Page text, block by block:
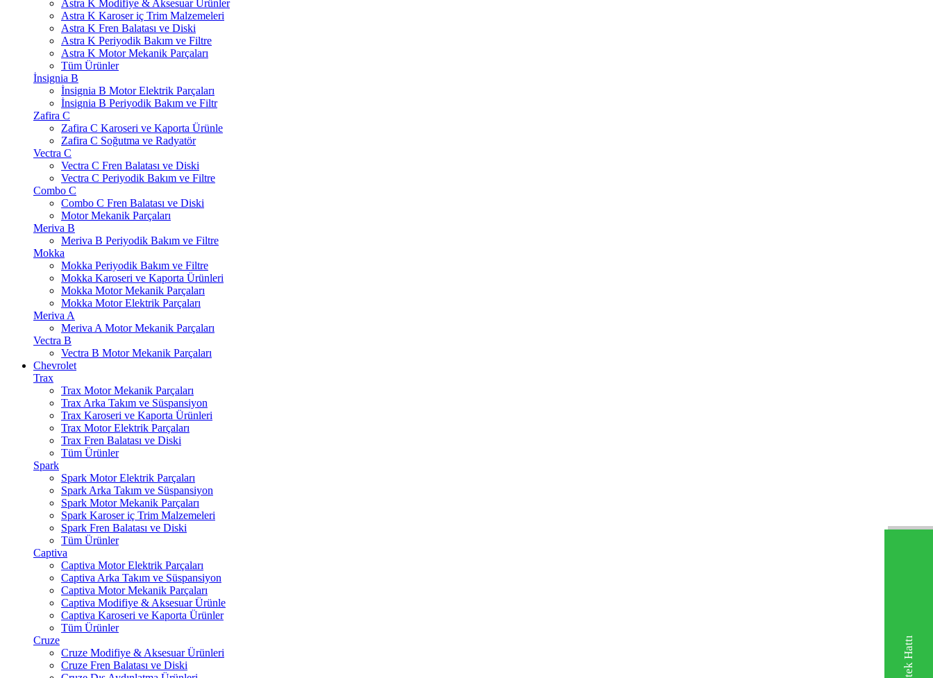
Astra K Modifiye & Aksesuar Ürünler
Astra K Karoser iç Trim Malzemeleri
Astra K Fren Balatası ve Diski
Astra K Periyodik Bakım ve Filtre
Astra K Motor Mekanik Parçaları
Tüm Ürünler
İnsignia B
İnsignia B Motor Elektrik Parçaları
İnsignia B Periyodik Bakım ve Filtr
Zafira C
Zafira C Karoseri ve Kaporta Ürünle
Zafira C Soğutma ve Radyatör
Vectra C
Vectra C Fren Balatası ve Diski
Vectra C Periyodik Bakım ve Filtre
Combo C
Combo C Fren Balatası ve Diski
Motor Mekanik Parçaları
Meriva B
Meriva B Periyodik Bakım ve Filtre
Mokka
Mokka Periyodik Bakım ve Filtre
Mokka Karoseri ve Kaporta Ürünleri
Mokka Motor Mekanik Parçaları
Mokka Motor Elektrik Parçaları
Meriva A
Meriva A Motor Mekanik Parçaları
Vectra B
Vectra B Motor Mekanik Parçaları
Chevrolet
Trax
Trax Motor Mekanik Parçaları
Trax Arka Takım ve Süspansiyon
Trax Karoseri ve Kaporta Ürünleri
Trax Motor Elektrik Parçaları
Trax Fren Balatası ve Diski
Tüm Ürünler
Spark
Spark Motor Elektrik Parçaları
Spark Arka Takım ve Süspansiyon
Spark Motor Mekanik Parçaları
Spark Karoser iç Trim Malzemeleri
Spark Fren Balatası ve Diski
Tüm Ürünler
Captiva
Captiva Motor Elektrik Parçaları
Captiva Arka Takım ve Süspansiyon
Captiva Motor Mekanik Parçaları
Captiva Modifiye & Aksesuar Ürünle
Captiva Karoseri ve Kaporta Ürünler
Tüm Ürünler
Cruze
Cruze Modifiye & Aksesuar Ürünleri
Cruze Fren Balatası ve Diski